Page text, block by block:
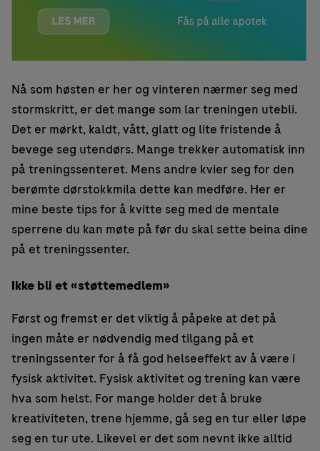
Nå som høsten er her og vinteren nærmer seg med
stormskritt, er det mange som lar treningen utebli.
Det er mørkt, kaldt, vått, glatt og lite fristende å
bevege seg utendørs. Mange trekker automatisk inn
på treningssenteret. Mens andre kvier seg for den
berømte dørstokkmila dette kan medføre. Her er
mine beste tips for å kvitte seg med de mentale
sperrene du kan møte på før du skal sette beina dine
på et treningssenter.
Ikke bli et «støttemedlem»
Først og fremst er det viktig å påpeke at det på
ingen måte er nødvendig med tilgang på et
treningssenter for å få god helseeffekt av å være i
fysisk aktivitet. Fysisk aktivitet og trening kan være
hva som helst. For mange holder det å bruke
kreativiteten, trene hjemme, gå seg en tur eller løpe
seg en tur ute. Likevel er det som nevnt ikke alltid